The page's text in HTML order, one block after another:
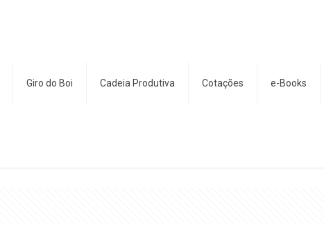
Giro do Boi Cadeia Produtiva Cotações e-Books